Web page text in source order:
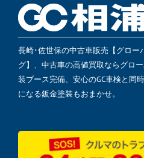
長崎･佐世保の中古車販売【グロー
グ】、中古車の高値買取ならグロ
装ブース完備、安心のGC車検と同
になる鈑金塗装もおまかせ。